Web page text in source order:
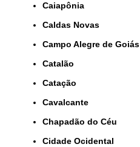
Caiapônia
Caldas Novas
Campo Alegre de Goiás
Catalão
Catação
Cavalcante
Chapadão do Céu
Cidade Ocidental